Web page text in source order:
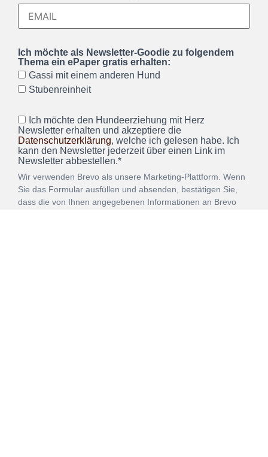
Ich möchte als Newsletter-Goodie zu folgendem
Thema ein ePaper gratis erhalten:
Gassi mit einem anderen Hund
Stubenreinheit
Ich möchte den Hundeerziehung mit Herz
Newsletter erhalten und akzeptiere die
Datenschutzerklärung, welche ich gelesen habe. Ich
kann den Newsletter jederzeit über einen Link im
Newsletter abbestellen.*
Wir verwenden Brevo als unsere Marketing-Plattform. Wenn
Sie das Formular ausfüllen und absenden, bestätigen Sie,
dass die von Ihnen angegebenen Informationen an Brevo